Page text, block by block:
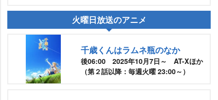
火曜日放送のアニメ
千歳くんはラムネ瓶のなか
後06:00 2025年10月7日～ AT-Xほか
（第２話以降：毎週火曜 23:00～）